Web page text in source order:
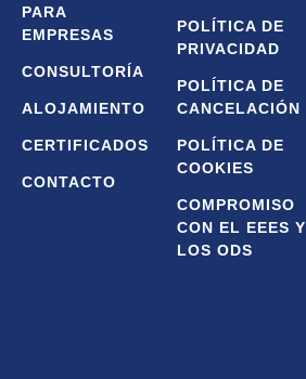
PARA
EMPRESAS
CONSULTORÍA
ALOJAMIENTO
CERTIFICADOS
CONTACTO
POLÍTICA DE
PRIVACIDAD
POLÍTICA DE
CANCELACIÓN
POLÍTICA DE
COOKIES
COMPROMISO
CON EL EEES Y
LOS ODS